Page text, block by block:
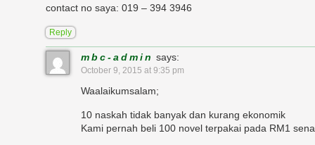
contact no saya: 019 – 394 3946
Reply
mbc-admin says:
October 9, 2015 at 9:35 pm
Waalaikumsalam;
10 naskah tidak banyak dan kurang ekonomik
Kami pernah beli 100 novel terpakai pada RM1